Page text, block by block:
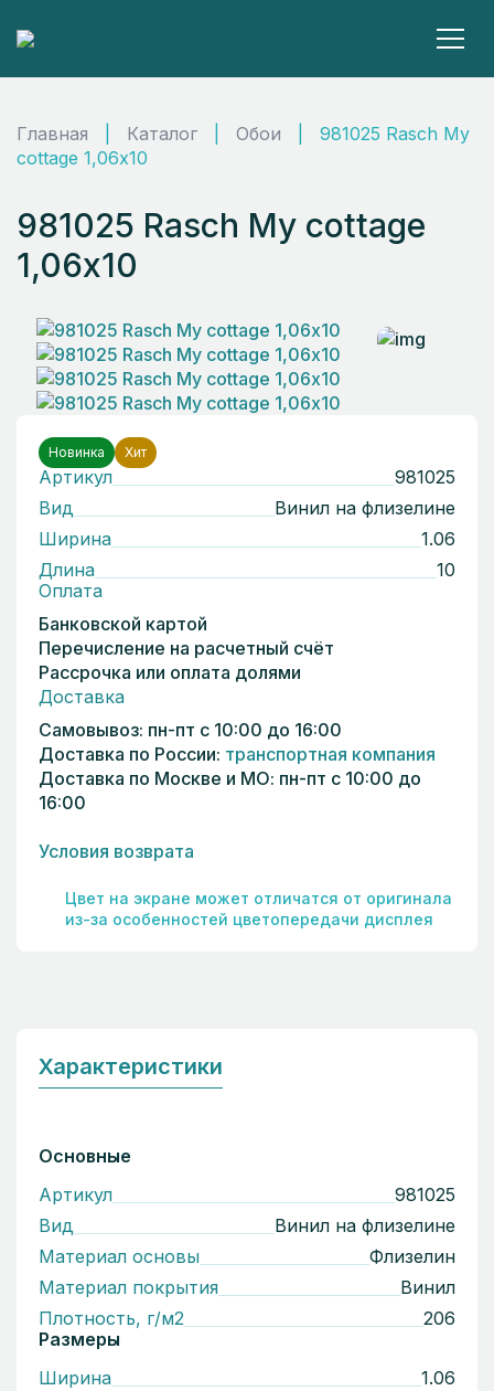
Главная Каталог Обои
981025 Rasch My
cottage 1,06х10
981025 Rasch My cottage
1,06х10
Новинка Хит
Артикул
981025
Вид
Винил на флизелине
Ширина
1.06
Длина
10
Оплата
Банковской картой
Перечисление на расчетный счёт
Рассрочка или оплата долями
Доставка
Самовывоз: пн-пт с 10:00 до 16:00
Доставка по России: транспортная компания
Доставка по Москве и МО: пн-пт с 10:00 до
16:00
Условия возврата
Цвет на экране может отличатся от оригинала
из-за особенностей цветопередачи дисплея
Характеристики
Основные
Артикул
981025
Вид
Винил на флизелине
Материал основы
Флизелин
Материал покрытия
Винил
Плотность, г/м2
206
Размеры
Ширина
1.06